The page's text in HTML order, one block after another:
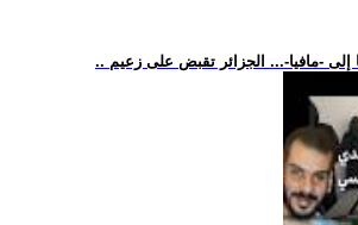
إلى -مافيا-... الجزائر تقبض على زعيم